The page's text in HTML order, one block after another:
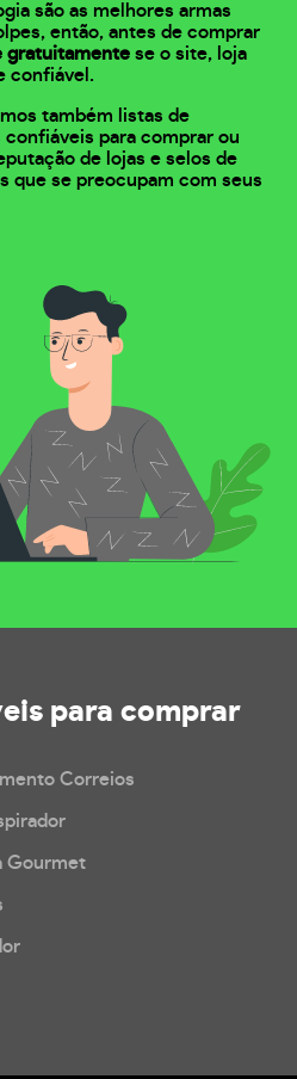
são as melhores armas
então, antes de comprar
gratuitamente se o site, loja
confiável.
também listas de
para comprar ou
de lojas e selos de
que se preocupam com seus
para comprar
Correios
Gourmet